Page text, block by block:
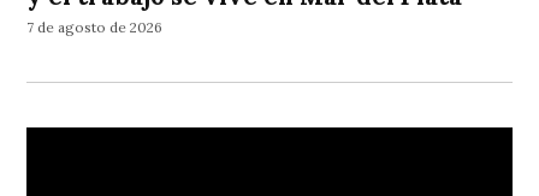
7 de agosto de 2026